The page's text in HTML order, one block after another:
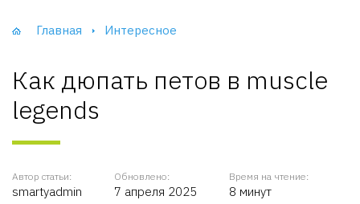
Главная Интересное
Как дюпать петов в muscle
legends
Автор статьи:
smartyadmin
Обновлено:
7 апреля 2025
Время на чтение:
8 минут